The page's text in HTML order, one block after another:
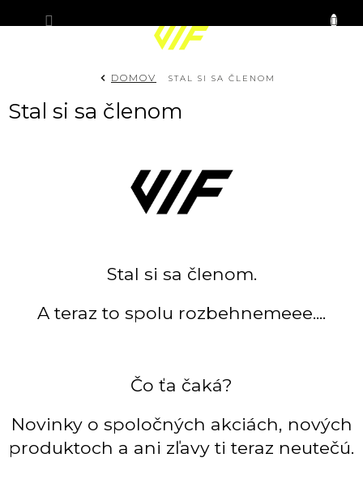
na
KOŠÍK
DOMOV STAL SI SA ČLENOM
Stal si sa členom
Stal si sa členom.
A teraz to spolu rozbehnemeee....
Čo ťa čaká?
Novinky o spoločných akciách, nových
produktoch a ani zľavy ti teraz neutečú.